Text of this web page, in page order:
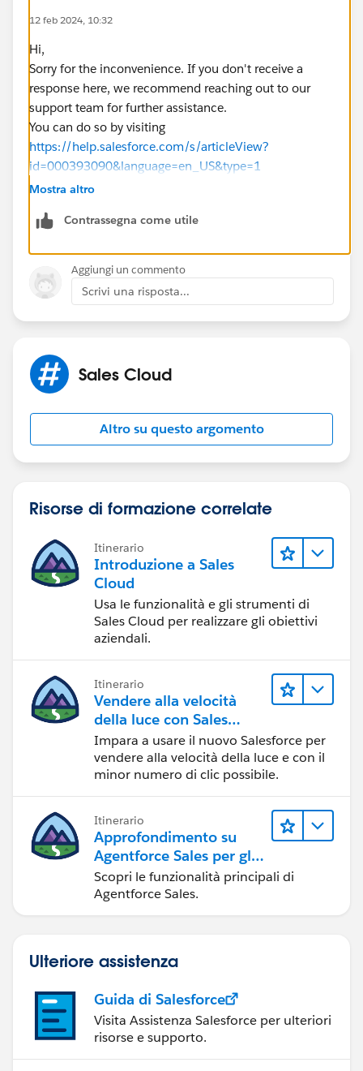
12 feb 2024, 10:32
Hi,
Sorry for the inconvenience. If you don't receive a
response here, we recommend reaching out to our
support team for further assistance.
You can do so by visiting
https://help.salesforce.com/s/articleView?
id=000393090&language=en_US&type=1
Mostra altro
Contrassegna come utile
Aggiungi un commento
Scrivi una risposta...
Sales Cloud
Altro su questo argomento
Risorse di formazione correlate
Itinerario
Introduzione a Sales
Cloud
Usa le funzionalità e gli strumenti di
Sales Cloud per realizzare gli obiettivi
aziendali.
Itinerario
Vendere alla velocità
della luce con Sales
Cloud
Impara a usare il nuovo Salesforce per
vendere alla velocità della luce e con il
minor numero di clic possibile.
Itinerario
Approfondimento su
Agentforce Sales per gli
amministratori
Scopri le funzionalità principali di
Agentforce Sales.
Ulteriore assistenza
Guida di Salesforce
Visita Assistenza Salesforce per ulteriori
risorse e supporto.